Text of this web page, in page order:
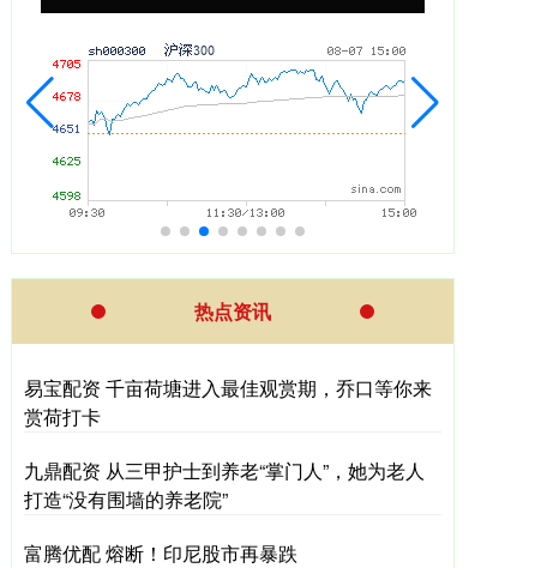
热点资讯
易宝配资 千亩荷塘进入最佳观赏期，乔口等你来
赏荷打卡
九鼎配资 从三甲护士到养老“掌门人”，她为老人
打造“没有围墙的养老院”
富腾优配 熔断！印尼股市再暴跌